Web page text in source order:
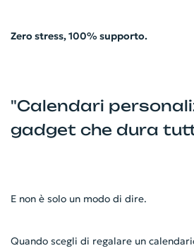
Zero stress, 100% supporto.
"Calendari
gadget che dura
E non è solo un modo di dire.
Quando scegli di regalare un